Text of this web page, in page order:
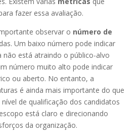
fazer essa avaliação.
observar o número de
Um baixo número pode indicar
não está atraindo o público-alvo
número muito alto pode indicar
ou aberto. No entanto, a
é ainda mais importante do que
de qualificação dos candidatos
está claro e direcionando
da organização.